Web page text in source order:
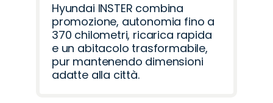
Hyundai INSTER combina
promozione, autonomia fino a
370 chilometri, ricarica rapida
e un abitacolo trasformabile,
pur mantenendo dimensioni
adatte alla città.